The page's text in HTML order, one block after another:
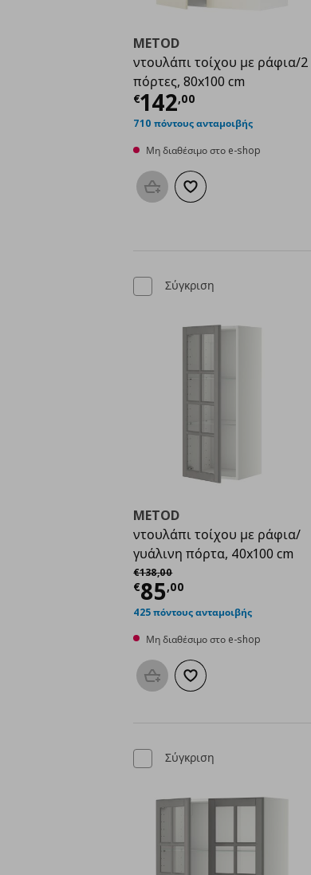
METOD
ντουλάπι τοίχου με ράφια/2
πόρτες, 80x100 cm
€142,00
Τρέχουσα τιμή
710 πόντους ανταμοιβής
Μη διαθέσιμο στο e-shop
Προσθήκη στο καλάθι
Προσθήκη στα αγαπημένα
Σύγκριση
METOD
ντουλάπι τοίχου με ράφια/
γυάλινη πόρτα, 40x100 cm
€138,00
Αρχική τιμή
€85,00
Τρέχουσα τιμή
425 πόντους ανταμοιβής
Μη διαθέσιμο στο e-shop
Προσθήκη στο καλάθι
Προσθήκη στα αγαπημένα
Σύγκριση